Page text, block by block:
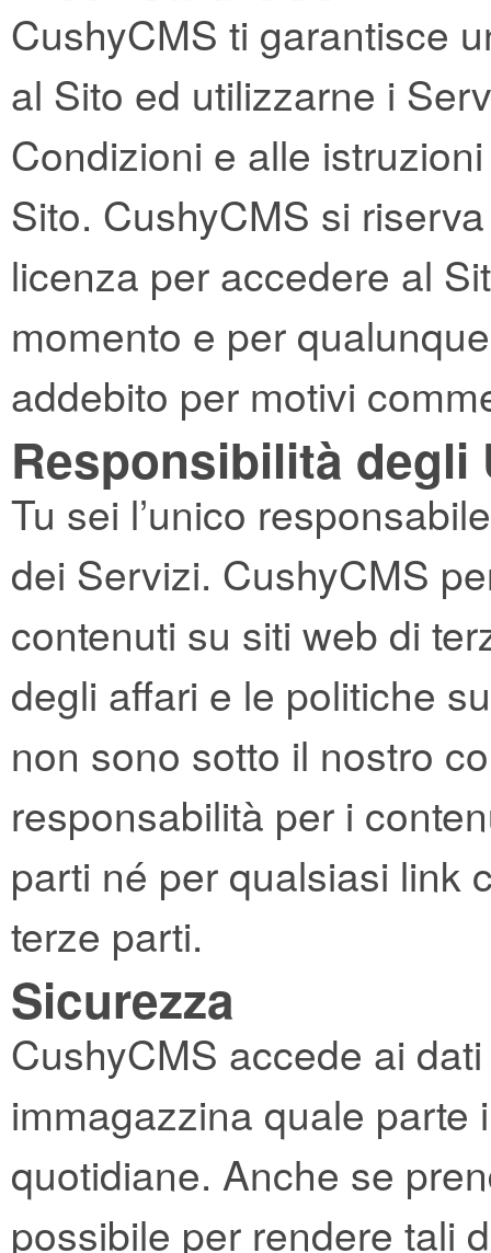
CushyCMS ti garantisce
al Sito ed utilizzarne i
Condizioni e alle
Sito. CushyCMS si
licenza per accedere al
momento e per
addebito per motivi
Responsibilità degli
Tu sei l’unico
dei Servizi. CushyCMS
contenuti su siti web di
degli affari e le politiche
non sono sotto il nostro
responsabilità per i
parti né per qualsiasi link
terze parti.
Sicurezza
CushyCMS accede ai
immagazzina quale parte
quotidiane. Anche se
possibile per rendere tali